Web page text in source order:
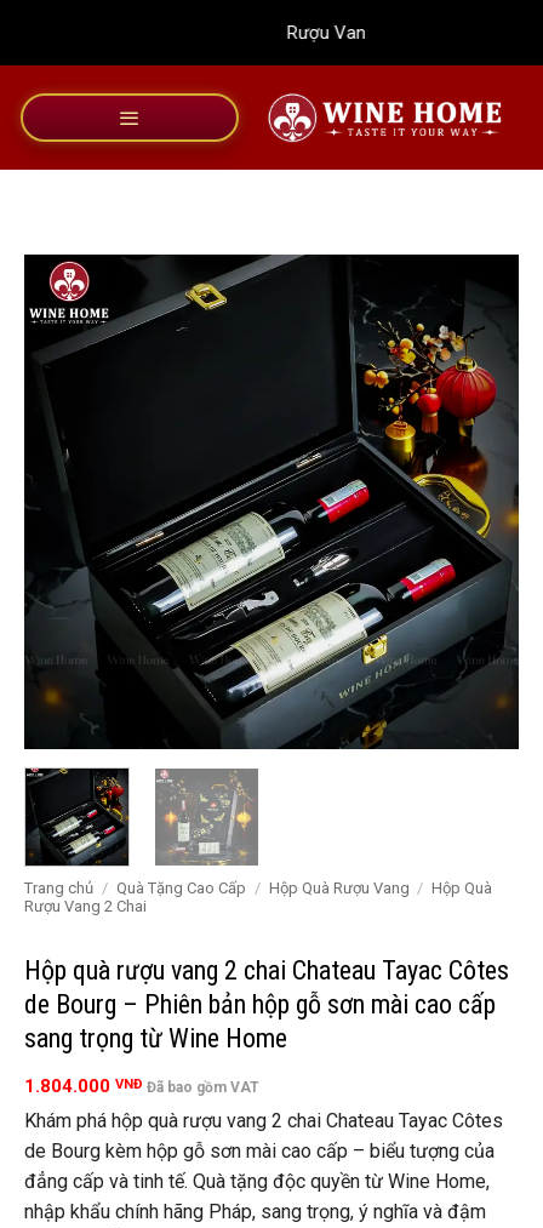
dung
Rượu Vang Wine Home
Trang chủ / Quà Tặng Cao Cấp / Hộp Quà Rượu Vang / Hộp Quà
Rượu Vang 2 Chai
Hộp quà rượu vang 2 chai Chateau Tayac Côtes
de Bourg – Phiên bản hộp gỗ sơn mài cao cấp
sang trọng từ Wine Home
1.804.000 VNĐ Đã bao gồm VAT
Khám phá hộp quà rượu vang 2 chai Chateau Tayac Côtes
de Bourg kèm hộp gỗ sơn mài cao cấp – biểu tượng của
đẳng cấp và tinh tế. Quà tặng độc quyền từ Wine Home,
nhập khẩu chính hãng Pháp, sang trọng, ý nghĩa và đậm